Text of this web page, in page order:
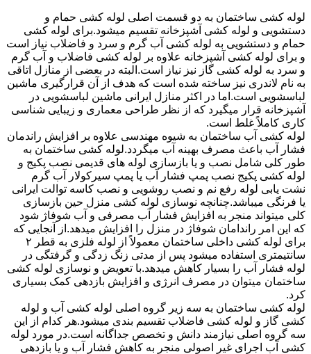
لوله کشی ساختمان به دو قسمت اصلی لوله کشی حمام و
دستشویی و لوله کشی آشپزخانه تقسیم میشود.برای لوله کشی
حمام و دستشویی به لوله کشی آب گرم و سرد و فاضلاب نیاز است
و برای لوله کشی آشپزخانه علاوه بر لوله کشی فاضلاب و آب گرم
و سرد به لوله کشی گاز نیز نیاز است.البته در بعضی از منازل اتاقی
به نام لاندری نیز ساخته شده است که هدف از آن قرارگیری ماشین
لباسشویی است.اما در اکثر منازل ایرانی ماشین لباسشویی در
آشپزخانه قرار میگیرد که از نظر طراحی معماری و زیبایی شناسی
کاری کاملاً غلط است.
لوله کشی آب ساختمان به شیوه مهندسی علاوه بر افزایش راندمان
فشار آب باعث مصرف بهینه آب میگردد.لوله کشی ساختمان به
طور کلی شامل نصب و یا بازسازی لوله های قدیمی نصب پکیج و
لوله کشی پکیج نصب پمپ فشار آب یا پمپ سیرکولار آب گرم
نشت یابی لوله رفع نم و نصب روشویی و نصب کاسه توالت ایرانی
یا فرنگی میباشد.چنانچه نوسازی لوله کشی منزل حین بازسازی
کلی میتواند منجر به افزایش فشار آب مصرفی و آب شوفاژ شود
که این امر راندامان شوفاژ در منزل را افزایش میدهد.از آنجایی که
برای لوله کشی داخلی ساختمان معمولاً از لوله فلزی به قطر ۲
سانتیمتری استفاده میشود پس از مدتی زنگ زدگی و گرفتگی در
لوله فشار آب را بسیار کاهش میدهد.با تعویض و نوسازی لوله کشی
ساختمان میتوان در مصرف انرژی و افزایش بازدهی کمک بسیاری
کرد.
لوله کشی ساختمان به سه زیر گروه اصلی لوله کشی آب و لوله
کشی گاز و لوله کشی فاضلاب تقسیم بندی میشود.هر کدام از این
سه گروه اصلی نیازمند دانش و تخصص جداگانه است.در مورد لوله
کشی آب اجرای غیر اصولی منجر به کاهش فشار آب و یا بازدهی